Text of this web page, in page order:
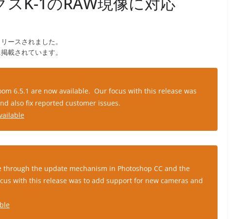
ースされました。
載されています。
6.5.1 are now available. Our focus with this release was
also fix reported customer issues.
through the update mechanism in Photoshop CC and the
with this release was to add support for new cameras and